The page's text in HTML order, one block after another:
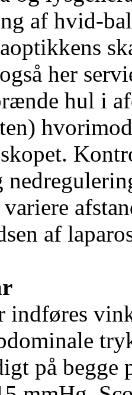
af hvid-
her
hul i
af
indføres
på